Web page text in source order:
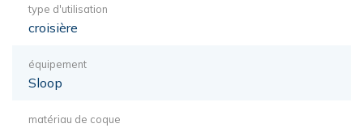
type d'utilisation
croisière
équipement
Sloop
matériau de coque